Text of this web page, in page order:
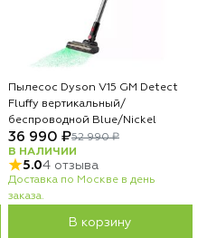
Пылесос Dyson V15 GM Detect
Fluffy вертикальный/
беспроводной Blue/Nickel
36 990 ₽52 990 ₽
В НАЛИЧИИ
5.04 отзыва
Доставка по Москве в день
заказа.
В корзину